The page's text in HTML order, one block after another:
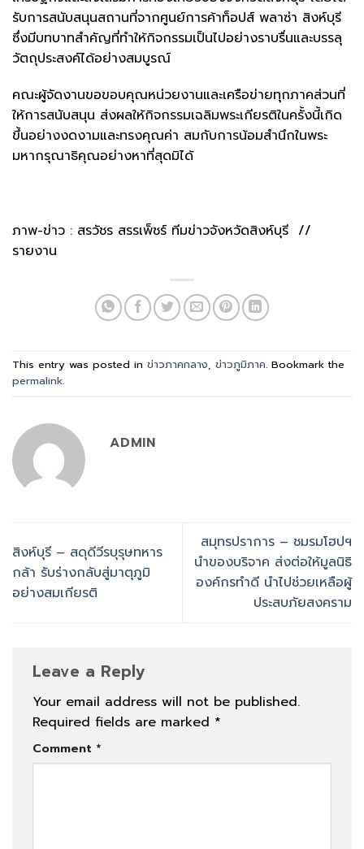
รับการสนับสนุนสถานที่จากศูนย์การค้าท็อปส์ พลาซ่า สิงห์บุรี
ซึ่งมีบทบาทสำคัญที่ทำให้กิจกรรมเป็นไปอย่างราบรื่นและบรรลุ
วัตถุประสงค์ได้อย่างสมบูรณ์
คณะผู้จัดงานขอขอบคุณหน่วยงานและเครือข่ายทุกภาคส่วนที่
ให้การสนับสนุน ส่งผลให้กิจกรรมเฉลิมพระเกียรติในครั้งนี้เกิด
ขึ้นอย่างงดงามและทรงคุณค่า สมกับการน้อมสำนึกในพระ
มหากรุณาธิคุณอย่างหาที่สุดมิได้
ภาพ-ข่าว : สรวัชร สรรเพ็ชร์ ทีมข่าวจังหวัดสิงห์บุรี //
รายงาน
This entry was posted in ข่าวภาคกลาง, ข่าวภูมิภาค. Bookmark the
permalink.
ADMIN
สิงห์บุรี – สดุดีวีรบุรุษทหาร
กล้า รับร่างกลับสู่มาตุภูมิ
อย่างสมเกียรติ
สมุทรปราการ – ชมรมโฮปฯ
นำของบริจาค ส่งต่อให้มูลนิธิ
องค์กรทำดี นำไปช่วยเหลือผู้
ประสบภัยสงคราม
Leave a Reply
Your email address will not be published.
Required fields are marked *
Comment *